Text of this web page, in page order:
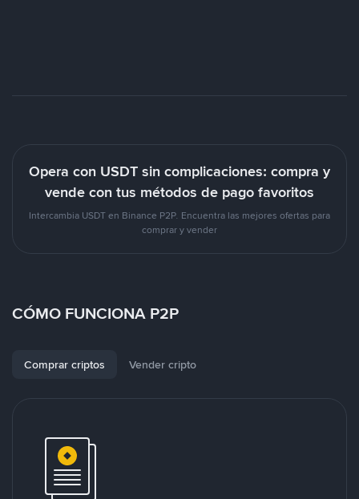
Opera con USDT sin complicaciones: compra y
vende con tus métodos de pago favoritos
Intercambia USDT en Binance P2P. Encuentra las mejores ofertas para
comprar y vender
CÓMO FUNCIONA P2P
Comprar criptos Vender cripto